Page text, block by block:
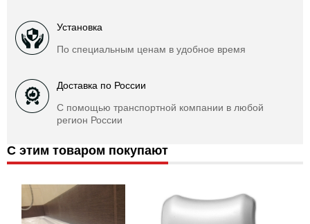
Установка
По специальным ценам в удобное время
Доставка по России
С помощью транспортной компании в любой
регион России
С этим товаром покупают